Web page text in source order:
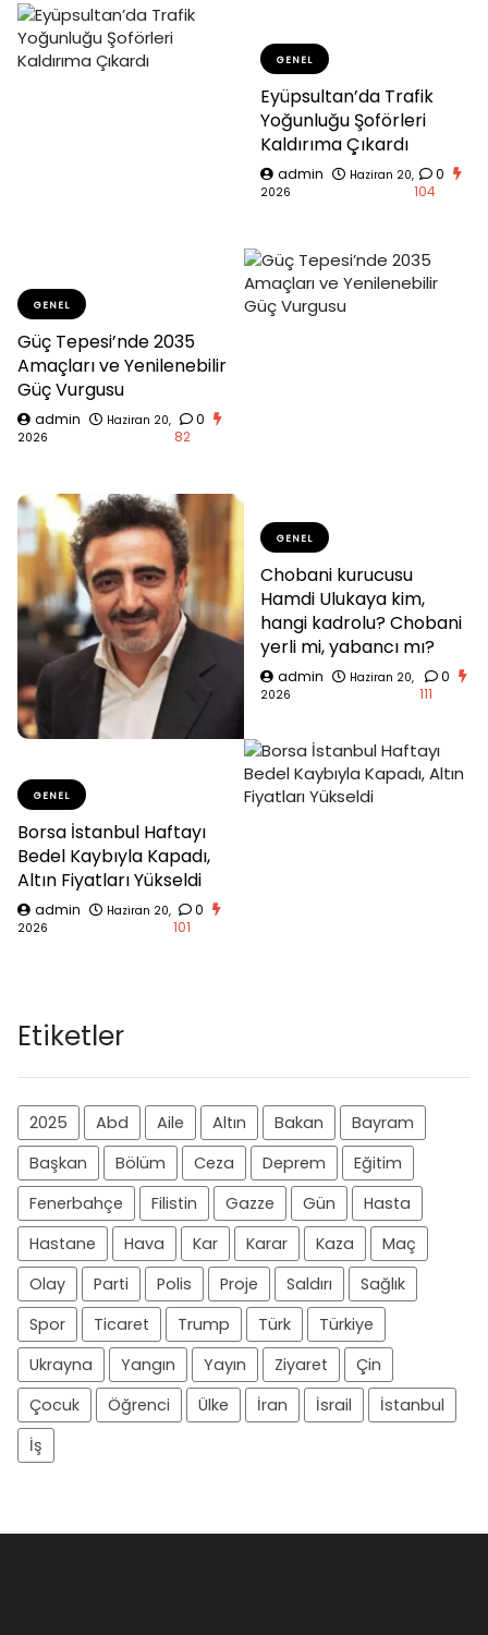
GENEL
Eyüpsultan’da Trafik
Yoğunluğu Şoförleri
Kaldırıma Çıkardı
admin
Haziran 20,
2026
0
104
GENEL
Güç Tepesi’nde 2035
Amaçları ve Yenilenebilir
Güç Vurgusu
admin
Haziran 20,
2026
0
82
GENEL
Chobani kurucusu
Hamdi Ulukaya kim,
hangi kadrolu? Chobani
yerli mi, yabancı mı?
admin
Haziran 20,
2026
0
111
GENEL
Borsa İstanbul Haftayı
Bedel Kaybıyla Kapadı,
Altın Fiyatları Yükseldi
admin
Haziran 20,
2026
0
101
Etiketler
2025 Abd Aile Altın Bakan
Bayram
Başkan
Bölüm Ceza Deprem
Eğitim
Fenerbahçe
Filistin Gazze Gün
Hasta
Hastane
Hava Kar Karar Kaza
Maç
Olay
Parti Polis Proje Saldırı
Sağlık
Spor
Ticaret Trump Türk
Türkiye
Ukrayna
Yangın Yayın Ziyaret
Çin
Çocuk
Öğrenci Ülke İran İsrail
İstanbul
İş